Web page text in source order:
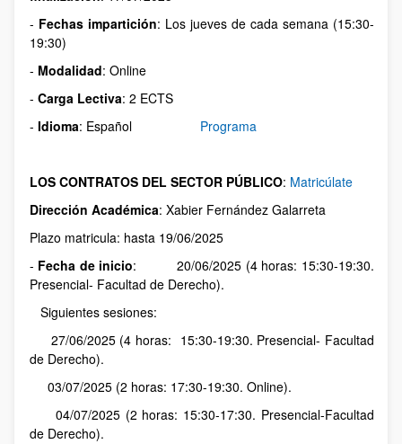
- Fechas impartición: Los jueves de cada semana (15:30-
19:30)
- Modalidad: Online
- Carga Lectiva: 2 ECTS
- Idioma: Español Programa
LOS CONTRATOS DEL SECTOR PÚBLICO: Matricúlate
Dirección Académica: Xabier Fernández Galarreta
Plazo matricula: hasta 19/06/2025
- Fecha de inicio: 20/06/2025 (4 horas: 15:30-19:30.
Presencial- Facultad de Derecho).
Siguientes sesiones:
27/06/2025 (4 horas: 15:30-19:30. Presencial- Facultad
de Derecho).
03/07/2025 (2 horas: 17:30-19:30. Online).
04/07/2025 (2 horas: 15:30-17:30. Presencial-Facultad
de Derecho).